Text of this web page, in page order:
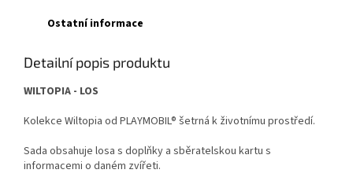
Ostatní informace
Detailní popis produktu
WILTOPIA - LOS
Kolekce Wiltopia od PLAYMOBIL® šetrná k životnímu prostředí.
Sada obsahuje losa s doplňky a sběratelskou kartu s
informacemi o daném zvířeti.